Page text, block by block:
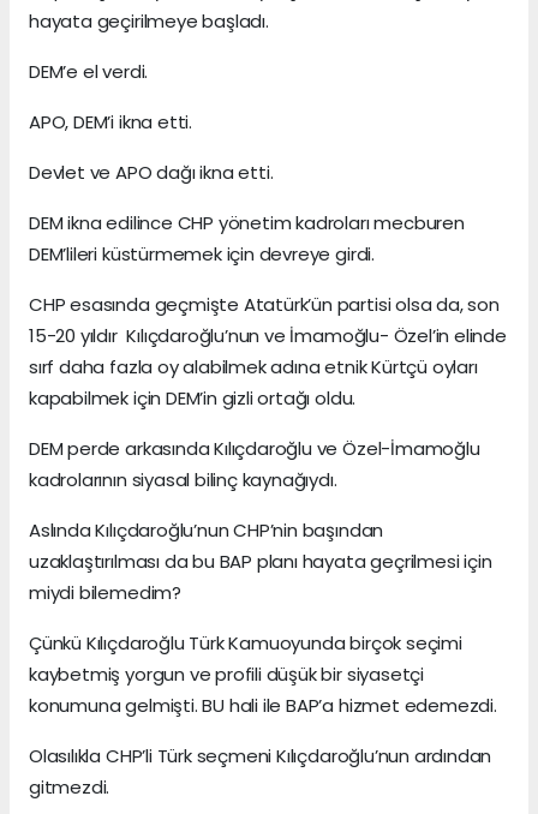
hayata geçirilmeye başladı.
DEM’e el verdi.
APO, DEM’i ikna etti.
Devlet ve APO dağı ikna etti.
DEM ikna edilince CHP yönetim kadroları mecburen
DEM’lileri küstürmemek için devreye girdi.
CHP esasında geçmişte Atatürk’ün partisi olsa da, son
15-20 yıldır Kılıçdaroğlu’nun ve İmamoğlu- Özel’in elinde
sırf daha fazla oy alabilmek adına etnik Kürtçü oyları
kapabilmek için DEM’in gizli ortağı oldu.
DEM perde arkasında Kılıçdaroğlu ve Özel-İmamoğlu
kadrolarının siyasal bilinç kaynağıydı.
Aslında Kılıçdaroğlu’nun CHP’nin başından
uzaklaştırılması da bu BAP planı hayata geçrilmesi için
miydi bilemedim?
Çünkü Kılıçdaroğlu Türk Kamuoyunda birçok seçimi
kaybetmiş yorgun ve profili düşük bir siyasetçi
konumuna gelmişti. BU hali ile BAP’a hizmet edemezdi.
Olasılıkla CHP’li Türk seçmeni Kılıçdaroğlu’nun ardından
gitmezdi.